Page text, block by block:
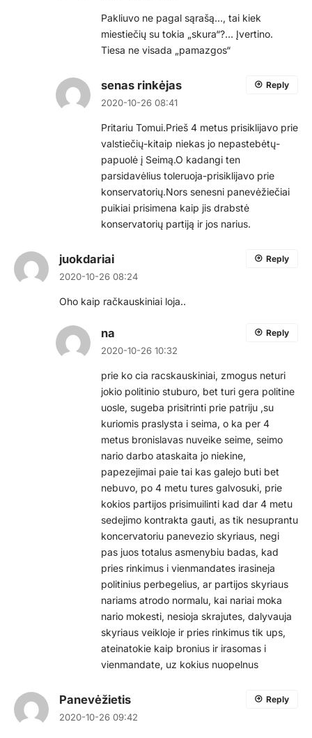
Pakliuvo ne pagal sąrašą…, tai kiek
miestiečių su tokia „skura“?… Įvertino.
Tiesa ne visada „pamazgos“
senas rinkėjas
2020-10-26 08:41
Pritariu Tomui.Prieš 4 metus prisiklijavo prie
valstiečių-kitaip niekas jo nepastebėtų-
papuolė į Seimą.O kadangi ten
parsidavėlius toleruoja-prisiklijavo prie
konservatorių.Nors senesni panevėžiečiai
puikiai prisimena kaip jis drabstė
konservatorių partiją ir jos narius.
Reply
juokdariai
2020-10-26 08:24
Oho kaip račkauskiniai loja..
Reply
na
2020-10-26 10:32
prie ko cia racskauskiniai, zmogus neturi
jokio politinio stuburo, bet turi gera politine
uosle, sugeba prisitrinti prie patriju ,su
kuriomis praslysta i seima, o ka per 4
metus bronislavas nuveike seime, seimo
nario darbo ataskaita jo niekine,
papezejimai paie tai kas galejo buti bet
nebuvo, po 4 metu tures galvosuki, prie
kokios partijos prisimuilinti kad dar 4 metu
sedejimo kontrakta gauti, as tik nesuprantu
koncervatoriu panevezio skyriaus, negi
pas juos totalus asmenybiu badas, kad
pries rinkimus i vienmandates irasineja
politinius perbegelius, ar partijos skyriaus
nariams atrodo normalu, kai nariai moka
nario mokesti, nesioja skrajutes, dalyvauja
skyriaus veikloje ir pries rinkimus tik ups,
ateinatokie kaip bronius ir irasomas i
vienmandate, uz kokius nuopelnus
Reply
Panevėžietis
2020-10-26 09:42
Reply